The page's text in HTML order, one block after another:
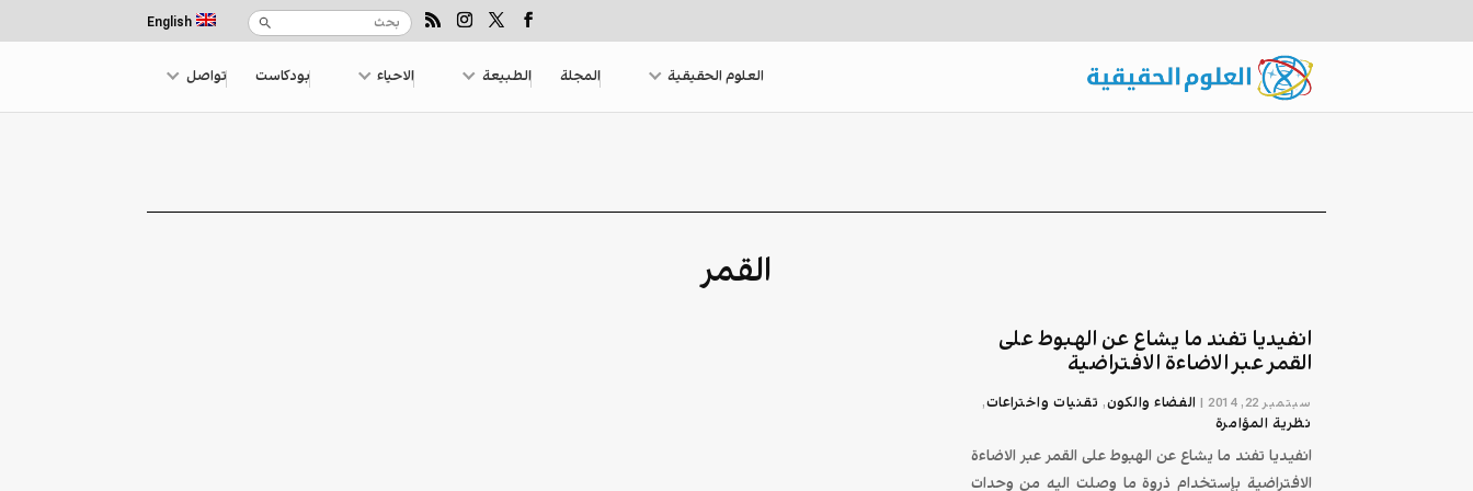
English
العلوم الحقيقية المجلة الطبيعة الاحياء بودكاست تواصل
القمر
انفيديا تفند ما يشاع عن الهبوط على
القمر عبر الاضاءة الافتراضية
سبتمبر 22, 2014 | الفضاء والكون, تقنیات واختراعات,
نظرية المؤامرة
انفيديا تفند ما يشاع عن الهبوط على القمر عبر الاضاءة
الافتراضية بإستخدام ذروة ما وصلت اليه من وحدات